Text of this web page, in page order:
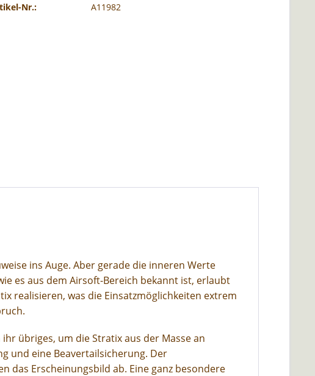
Nr.: A11982
ins Auge. Aber gerade die inneren Werte
es aus dem Airsoft-Bereich bekannt ist, erlaubt
realisieren, was die Einsatzmöglichkeiten extrem
übriges, um die Stratix aus der Masse an
und eine Beavertailsicherung. Der
das Erscheinungsbild ab. Eine ganz besondere